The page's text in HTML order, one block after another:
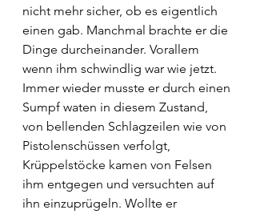
nicht mehr sicher, ob es eigentlich
einen gab. Manchmal brachte er die
Dinge durcheinander. Vorallem
wenn ihm schwindlig war wie jetzt.
Immer wieder musste er durch einen
Sumpf waten in diesem Zustand,
von bellenden Schlagzeilen wie von
Pistolenschüssen verfolgt,
Krüppelstöcke kamen von Felsen
ihm entgegen und versuchten auf
ihn einzuprügeln. Wollte er